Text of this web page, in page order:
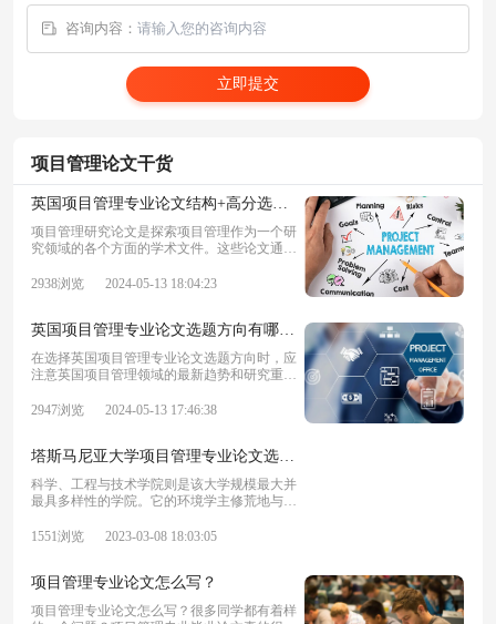
咨询内容：
立即提交
项目管理论文干货
英国项目管理专业论文结构+高分选题推荐！
项目管理研究论文是探索项目管理作为一个研
究领域的各个方面的学术文件。这些论文通常
疑问，旨在为该学科贡献新知识或见解。项目
2938浏览 2024-05-13 18:04:23
英国项目管理专业论文选题方向有哪些？
在选择英国项目管理专业论文选题方向时，应
注意英国项目管理领域的最新趋势和研究重
理专业论文选题方向的建议，帮助大家更好地
2947浏览 2024-05-13 17:46:38
塔斯马尼亚大学项目管理专业论文选题什么比较合适？
科学、工程与技术学院则是该大学规模最大并
最具多样性的学院。它的环境学主修荒地与遗
洋学、荒地管理、地质学等课程，以及世界首
一起来看看吧。
1551浏览 2023-03-08 18:03:05
项目管理专业论文怎么写？
项目管理专业论文怎么写？很多同学都有着样